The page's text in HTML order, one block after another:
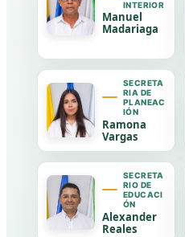
INTERIOR
Manuel
Madariaga
SECRETA
RIA DE
PLANEAC
IÓN
Ramona
Vargas
SECRETA
RIO DE
EDUCACI
ÓN
Alexander
Reales